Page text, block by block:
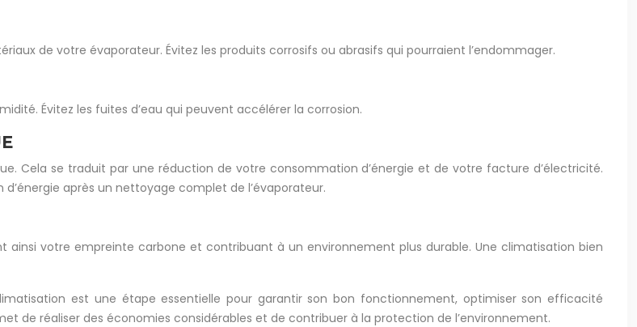
de votre évaporateur. Évitez les produits corrosifs ou abrasifs qui pourraient l’endommager.
Évitez les fuites d’eau qui peuvent accélérer la corrosion.
Cela se traduit par une réduction de votre consommation d’énergie et de votre facture d’électricité.
après un nettoyage complet de l’évaporateur.
votre empreinte carbone et contribuant à un environnement plus durable. Une climatisation bien
est une étape essentielle pour garantir son bon fonctionnement, optimiser son efficacité
de réaliser des économies considérables et de contribuer à la protection de l’environnement.